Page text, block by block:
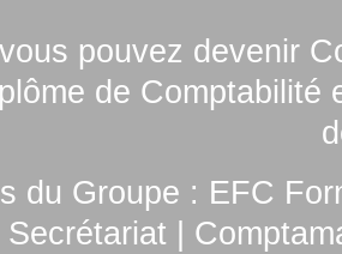
pouvez devenir
de Comptabilité
du Groupe : EFC
Secrétariat